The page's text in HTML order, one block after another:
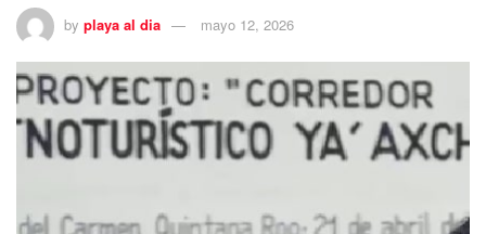
by playa al dia mayo 12, 2026